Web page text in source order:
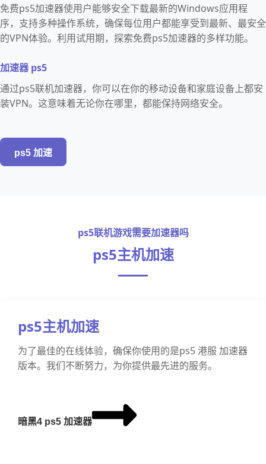
免费ps5加速器使用户能够安全下载最新的Windows应用程
序，支持多种操作系统，确保每位用户都能享受到最新、最安全
的VPN体验。利用试用期，探索免费ps5加速器的多样功能。
加速器 ps5
通过ps5联机加速器，你可以在你的移动设备和家庭设备上都安
装VPN。这意味着无论你在哪里，都能保持网络安全。
ps5 加速
ps5联机游戏需要加速器吗
ps5主机加速
ps5主机加速
为了最佳的在线体验，确保你使用的是ps5 港服 加速器
版本。我们不断努力，为你提供最先进的服务。
暗黑4 ps5 加速器